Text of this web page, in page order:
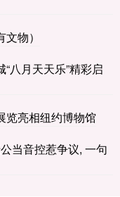
物）
八月天天乐”精彩启
览亮相纽约博物馆
当音控惹争议, 一句